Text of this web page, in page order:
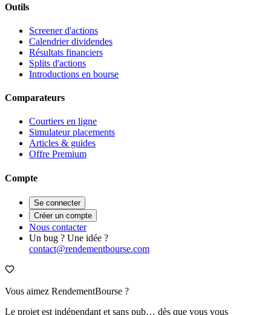
Outils
Screener d'actions
Calendrier dividendes
Résultats financiers
Splits d'actions
Introductions en bourse
Comparateurs
Courtiers en ligne
Simulateur placements
Articles & guides
Offre Premium
Compte
Se connecter
Créer un compte
Nous contacter
Un bug ? Une idée ?
contact@rendementbourse.com
Vous aimez RendementBourse ?
Le projet est indépendant et sans pub… dès que vous vous